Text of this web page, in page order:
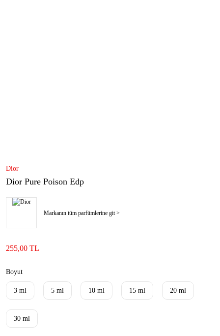
Dior
Dior Pure Poison Edp
Markanın tüm parfümlerine git >
255,00 TL
Boyut
3 ml 5 ml 10 ml 15 ml 20 ml
30 ml